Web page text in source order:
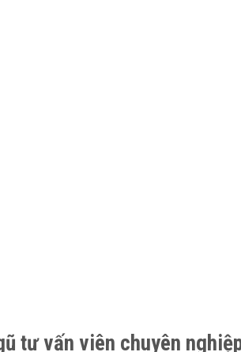
tư vấn viên chuyên